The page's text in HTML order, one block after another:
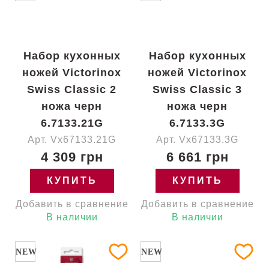
Набор кухонных
ножей Victorinox
Swiss Classic 2
ножа черн
6.7133.21G
Арт. Vx67133.21G
4 309 грн
КУПИТЬ
Добавить в сравнение
В наличии
Набор кухонных
ножей Victorinox
Swiss Classic 3
ножа черн
6.7133.3G
Арт. Vx67133.3G
6 661 грн
КУПИТЬ
Добавить в сравнение
В наличии
NEW NEW